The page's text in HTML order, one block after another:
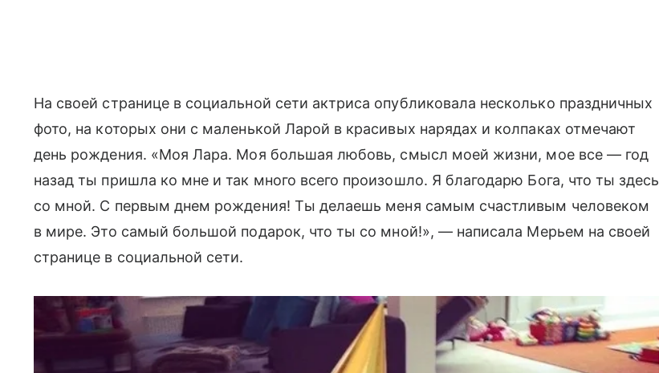
На своей странице в социальной сети актриса опубликовала несколько праздничных
фото, на которых они с маленькой Ларой в красивых нарядах и колпаках отмечают
день рождения. «Моя Лара. Моя большая любовь, смысл моей жизни, мое все — год
назад ты пришла ко мне и так много всего произошло. Я благодарю Бога, что ты здесь
со мной. С первым днем рождения! Ты делаешь меня самым счастливым человеком
в мире. Это самый большой подарок, что ты со мной!», — написала Мерьем на своей
странице в социальной сети.